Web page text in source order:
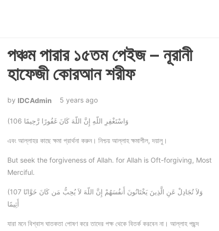
পঞ্চম পারার ১৫তম পেইজ – নূরানী
হাফেজী কোরআন শরীফ
IDCAdmin 5 years ago
(106 وَاسْتَغْفِرِ اللّهِ إِنَّ اللّهَ كَانَ غَفُورًا رَّحِيمًا
এবং আল্লাহর কাছে ক্ষমা প্রার্থনা করুন। নিশ্চয় আল্লাহ ক্ষমাশীল, দয়ালু।
But seek the forgiveness of Allah. for Allah is Oft-forgiving, Most
Merciful.
(107 وَلاَ تُجَادِلْ عَنِ الَّذِينَ يَخْتَانُونَ أَنفُسَهُمْ إِنَّ اللّهَ لاَ يُحِبُّ مَن كَانَ خَوَّانًا
أَثِيمًا
যারা মনে বিশ্বাস ঘাতকতা পোষণ করে তাদের পক্ষ থেকে বিতর্ক করবেন না। আল্লাহ পছন্দ